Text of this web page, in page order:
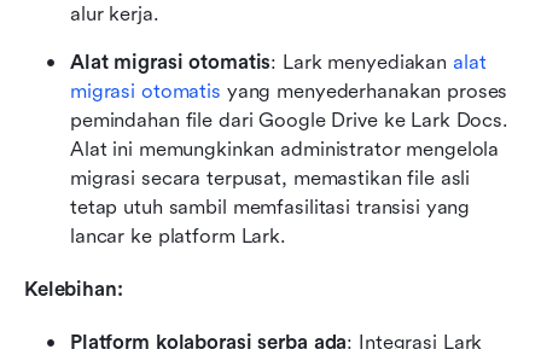
alur kerja.
Alat migrasi otomatis: Lark menyediakan alat
migrasi otomatis yang menyederhanakan proses
pemindahan file dari Google Drive ke Lark Docs.
Alat ini memungkinkan administrator mengelola
migrasi secara terpusat, memastikan file asli
tetap utuh sambil memfasilitasi transisi yang
lancar ke platform Lark.
Kelebihan:
Platform kolaborasi serba ada: Integrasi Lark